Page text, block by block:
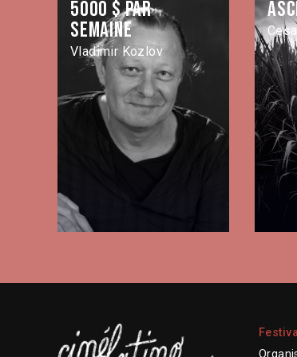
5000 $ par
semaine
Vladimir Kozlov